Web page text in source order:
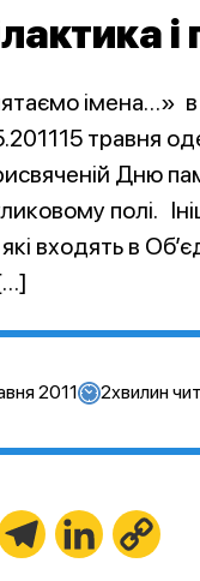
імена…»
травня
Дню
полі.
які входять в
2011 2хвилин
TelegramLinkedIn